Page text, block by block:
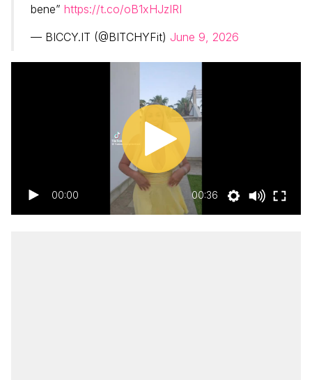
bene” https://t.co/oB1xHJzIRI
— BICCY.IT (@BITCHYFit) June 9, 2026
00:00 00:36